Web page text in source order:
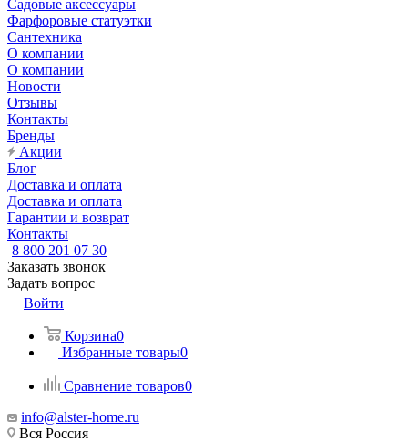
Садовые аксессуары
Фарфоровые статуэтки
Сантехника
О компании
О компании
Новости
Отзывы
Контакты
Бренды
Акции
Блог
Доставка и оплата
Доставка и оплата
Гарантии и возврат
Контакты
8 800 201 07 30
Заказать звонок
Задать вопрос
Войти
Корзина0
Избранные товары0
Сравнение товаров0
info@alster-home.ru
Вся Россия